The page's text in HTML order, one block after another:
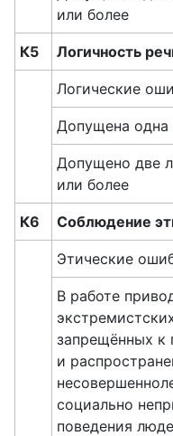
или более
К5 Логичность
Логические
Допущена одна
Допущено две
или более
К6 Соблюдение
Этические
В работе
запрещённых к
и
социально
поведения